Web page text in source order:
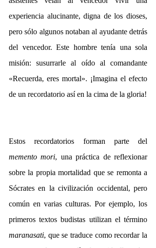
experiencia alucinante, digna de los dioses,
pero sólo algunos notaban al ayudante detrás
del vencedor. Este hombre tenía una sola
misión: susurrarle al oído al comandante
«Recuerda, eres mortal». ¡Imagina el efecto
de un recordatorio así en la cima de la gloria!
memento mori, una práctica de reflexionar
sobre la propia mortalidad que se remonta a
Sócrates en la civilización occidental, pero
común en varias culturas. Por ejemplo, los
maranasati, que se traduce como recordar la